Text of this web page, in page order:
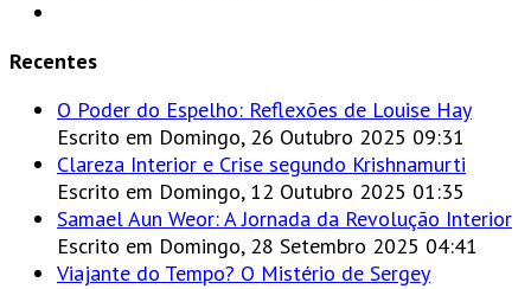
Recentes
O Poder do Espelho: Reflexões de Louise Hay
Escrito em Domingo, 26 Outubro 2025 09:31
Clareza Interior e Crise segundo Krishnamurti
Escrito em Domingo, 12 Outubro 2025 01:35
Samael Aun Weor: A Jornada da Revolução Interior
Escrito em Domingo, 28 Setembro 2025 04:41
Viajante do Tempo? O Mistério de Sergey